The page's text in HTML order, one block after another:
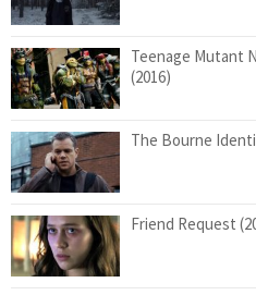
Teenage Mutant
(2016)
The Bourne
Friend Request